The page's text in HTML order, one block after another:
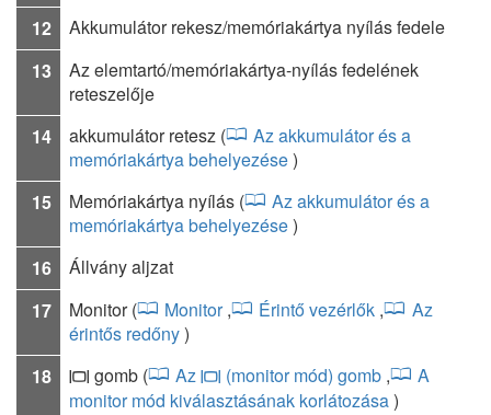
12
Akkumulátor rekesz/memóriakártya nyílás fedele
13
Az elemtartó/memóriakártya-nyílás fedelének
reteszelője
14
akkumulátor retesz (
Az akkumulátor és a
memóriakártya behelyezése)
15
Memóriakártya nyílás (
Az akkumulátor és a
memóriakártya behelyezése)
16
Állvány aljzat
17
Monitor( Monitor, Érintő vezérlők ,
Az
érintős redőny)
18
M gomb ( AzM (monitor mód) gomb ,
A
monitor mód kiválasztásának korlátozása)